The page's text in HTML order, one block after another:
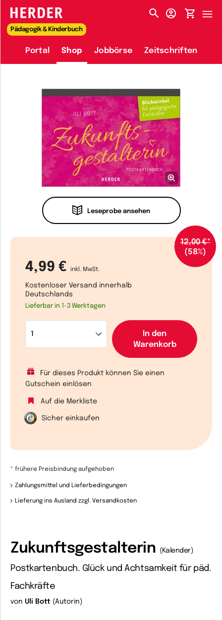
HERDER-MENÜ
Pädagogik & Kinderbuch
Portal Shop Jobbörse Zeitschriften
Leseprobe ansehen
12,00 €*
(58%)
4,99 € inkl. MwSt.
Kostenloser Versand innerhalb
Deutschlands
Lieferbar in 1-3 Werktagen
In den
Warenkorb
Für dieses Produkt können Sie einen
Gutschein einlösen
Auf die Merkliste
Sicher einkaufen
* frühere Preisbindung aufgehoben
Zahlungsmittel und Lieferbedingungen
Lieferung ins Ausland zzgl. Versandkosten
Zukunftsgestalterin (Kalender)
Postkartenbuch. Glück und Achtsamkeit für päd.
Fachkräfte
von Uli Bott (Autorin)